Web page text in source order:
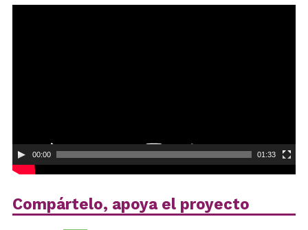
00:00 01:33
Compártelo, apoya el proyecto